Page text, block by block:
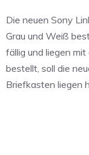
Die neuen Sony
Grau und Weiß
fällig und liegen
bestellt, soll die
Briefkasten liegen